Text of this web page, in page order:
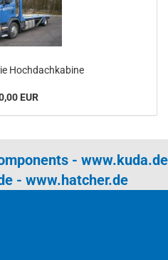
Hochdachkabine
EUR
- www.kuda.de
- www.hatcher.de